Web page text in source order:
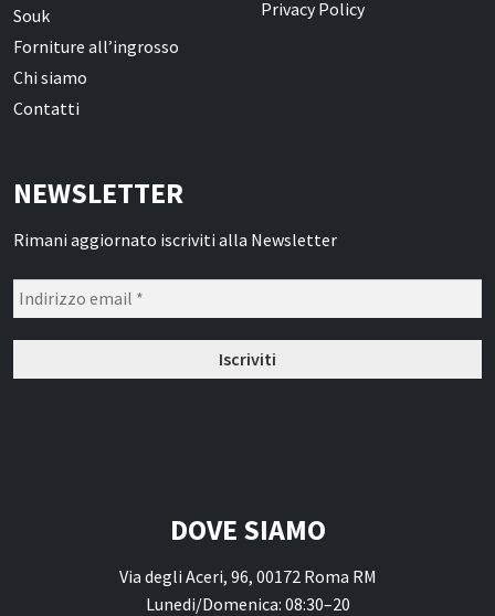
Souk
Forniture all’ingrosso
Chi siamo
Contatti
Privacy Policy
NEWSLETTER
Rimani aggiornato iscriviti alla Newsletter
DOVE SIAMO
Via degli Aceri, 96, 00172 Roma RM
Lunedi/Domenica: 08:30–20